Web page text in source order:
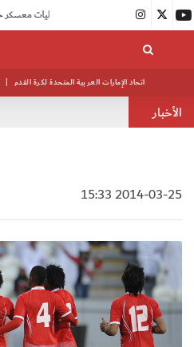
| اتحاد الإمارات العربية المتحدة لكرة القدم
الأخبار
2014-03-25 15:33